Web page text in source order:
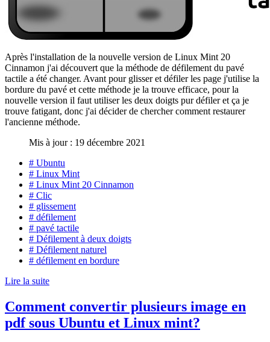
Après l'installation de la nouvelle version de Linux Mint 20
Cinnamon j'ai découvert que la méthode de défilement du pavé
tactile a été changer. Avant pour glisser et défiler les page j'utilise la
bordure du pavé et cette méthode je la trouve efficace, pour la
nouvelle version il faut utiliser les deux doigts pur défiler et ça je
trouve fatigant, donc j'ai décider de chercher comment restaurer
l'ancienne méthode.
Mis à jour : 19 décembre 2021
# Ubuntu
# Linux Mint
# Linux Mint 20 Cinnamon
# Clic
# glissement
# défilement
# pavé tactile
# Défilement à deux doigts
# Défilement naturel
# défilement en bordure
Lire la suite
Comment convertir plusieurs image en
pdf sous Ubuntu et Linux mint?